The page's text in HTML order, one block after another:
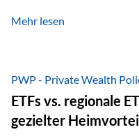
Sachwerten mit einer
gerade dann, wenn
Mehr lesen
PWP - Private Wealth
ETFs vs. regionale
gezielter